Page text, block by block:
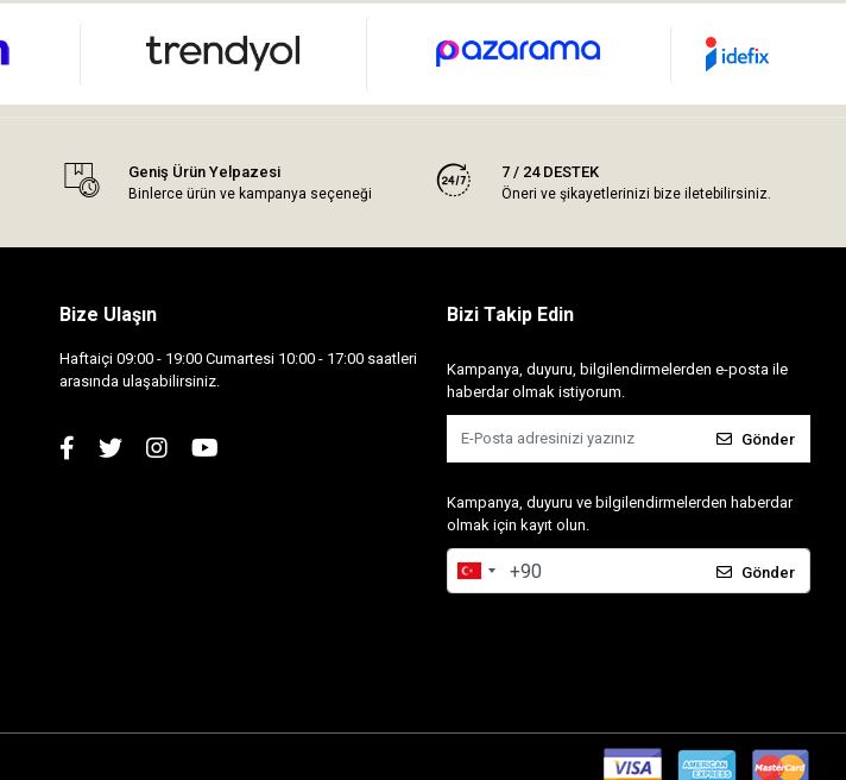
Geniş Ürün Yelpazesi
Binlerce ürün ve kampanya seçeneği
7 / 24 DESTEK
Öneri ve şikayetlerinizi bize iletebilirsiniz.
Bize Ulaşın
Haftaiçi 09:00 - 19:00 Cumartesi 10:00 - 17:00 saatleri
arasında ulaşabilirsiniz.
Bizi Takip Edin
Kampanya, duyuru, bilgilendirmelerden e-posta ile
haberdar olmak istiyorum.
Gönder
Kampanya, duyuru ve bilgilendirmelerden haberdar
olmak için kayıt olun.
Gönder